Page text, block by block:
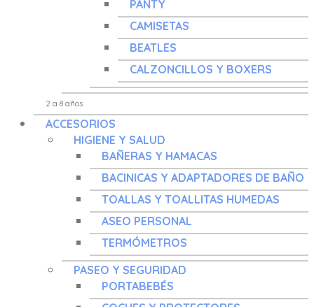
PANTY
CAMISETAS
BEATLES
CALZONCILLOS Y BOXERS
ACCESORIOS
HIGIENE Y SALUD
BAÑERAS Y HAMACAS
BACINICAS Y ADAPTADORES DE BAÑO
TOALLAS Y TOALLITAS HUMEDAS
ASEO PERSONAL
TERMÓMETROS
PASEO Y SEGURIDAD
PORTABEBÉS